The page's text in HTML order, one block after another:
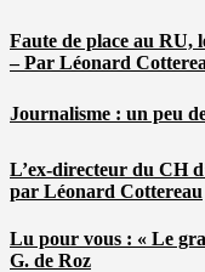
Faute de place au RU,
– Par Léonard
Journalisme : un peu
L’ex-directeur du CH
par Léonard Cottereau
Lu pour vous : « Le
G. de Roz